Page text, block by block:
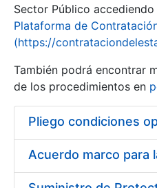
Sector Público
Plataforma de
(https://
También podrá encontrar
de los procedimientos en